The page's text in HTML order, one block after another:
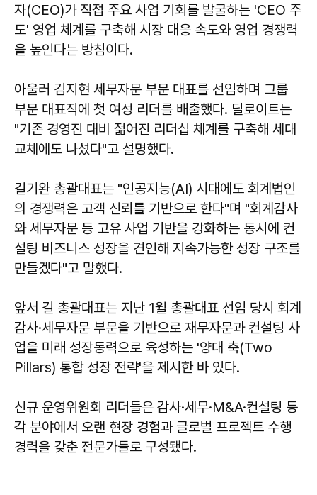
자(CEO)가 직접 주요 사업 기회를 발굴하는 'CEO 주
도' 영업 체계를 구축해 시장 대응 속도와 영업 경쟁력
을 높인다는 방침이다.
아울러 김지현 세무자문 부문 대표를 선임하며 그룹
부문 대표직에 첫 여성 리더를 배출했다. 딜로이트는
"기존 경영진 대비 젊어진 리더십 체계를 구축해 세대
교체에도 나섰다"고 설명했다.
길기완 총괄대표는 "인공지능(AI) 시대에도 회계법인
의 경쟁력은 고객 신뢰를 기반으로 한다"며 "회계감사
와 세무자문 등 고유 사업 기반을 강화하는 동시에 컨
설팅 비즈니스 성장을 견인해 지속가능한 성장 구조를
만들겠다"고 말했다.
앞서 길 총괄대표는 지난 1월 총괄대표 선임 당시 회계
감사·세무자문 부문을 기반으로 재무자문과 컨설팅 사
업을 미래 성장동력으로 육성하는 '양대 축(Two
Pillars) 통합 성장 전략'을 제시한 바 있다.
신규 운영위원회 리더들은 감사·세무·M&A·컨설팅 등
각 분야에서 오랜 현장 경험과 글로벌 프로젝트 수행
경력을 갖춘 전문가들로 구성됐다.